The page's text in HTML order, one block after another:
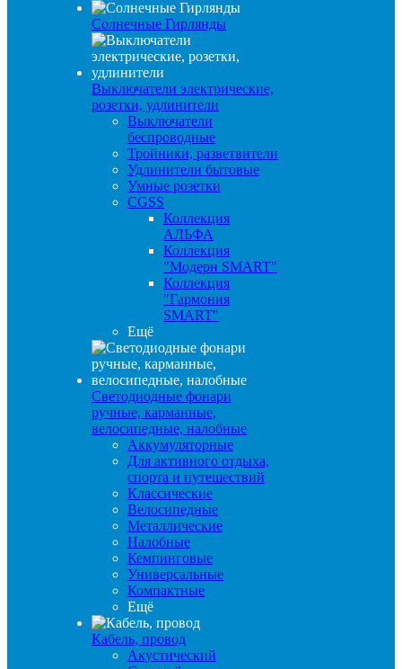
Солнечные Гирлянды
Выключатели электрические,
розетки, удлинители
Выключатели
беспроводные
Тройники, разветвители
Удлинители бытовые
Умные розетки
CGSS
Коллекция
АЛЬФА
Коллекция
"Модерн SMART"
Коллекция
"Гармония
SMART"
Ещё
Светодиодные фонари
ручные, карманные,
велосипедные, налобные
Аккумуляторные
Для активного отдыха,
спорта и путешествий
Классические
Велосипедные
Металлические
Налобные
Кемпинговые
Универсальные
Компактные
Ещё
Кабель, провод
Акустический